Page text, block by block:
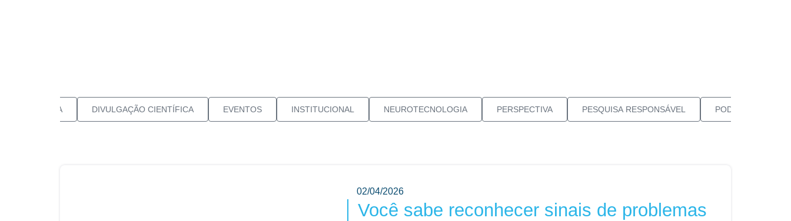
CLÍNICA DIVULGAÇÃO CIENTÍFICA EVENTOS INSTITUCIONAL NEUROTECNOLOGIA PERSPECTIVA PESQUISA RESPONSÁVEL PODCAST
02/04/2026
Você sabe reconhecer sinais de problemas